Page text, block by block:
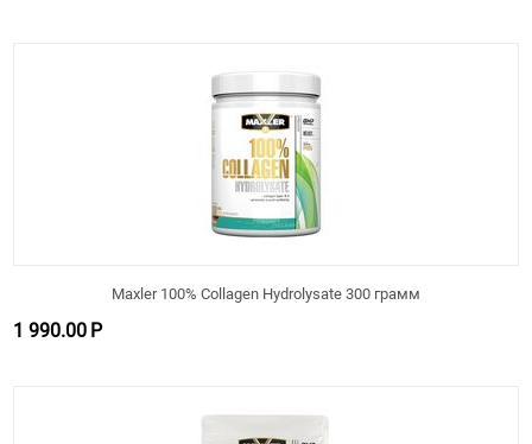
Maxler 100% Collagen Hydrolysate 300 грамм
1 990.00 Р